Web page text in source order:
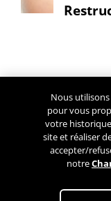
des
articles
Articles plus
anciens
Conditions
Nous
pour vous
votre
site et réaliser
accepter/
notre